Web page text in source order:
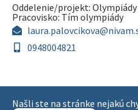
Oddelenie/projekt: Olympiády
Pracovisko: Tím olympiády
0948004821
Našli ste na stránke nejakú